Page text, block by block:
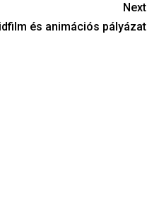
Next
és animációs pályázat